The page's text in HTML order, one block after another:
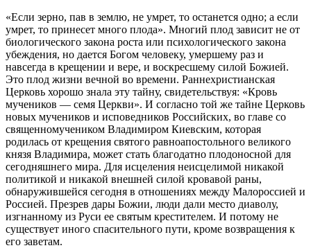
«Если зерно, пав в землю, не умрет, то останется одно; а если
умрет, то принесет много плода». Многий плод зависит не от
биологического закона роста или психологического закона
убеждения, но дается Богом человеку, умершему раз и
навсегда в крещении и вере, и воскресшему силой Божией.
Это плод жизни вечной во времени. Раннехристианская
Церковь хорошо знала эту тайну, свидетельствуя: «Кровь
мучеников — семя Церкви». И согласно той же тайне Церковь
новых мучеников и исповедников Российских, во главе со
священномучеником Владимиром Киевским, которая
родилась от крещения святого равноапостольного великого
князя Владимира, может стать благодатно плодоносной для
сегодняшнего мира. Для исцеления неисцелимой никакой
политикой и никакой внешней силой кровавой раны,
обнаружившейся сегодня в отношениях между Малороссией и
Россией. Презрев дары Божии, люди дали место диаволу,
изгнанному из Руси ее святым крестителем. И потому не
существует иного спасительного пути, кроме возвращения к
его заветам.